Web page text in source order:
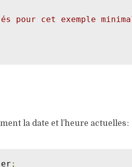
pour cet exemple
la date et l’heure actuelles :
;